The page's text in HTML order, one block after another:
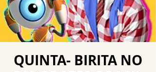
QUINTA- BIRITA NO